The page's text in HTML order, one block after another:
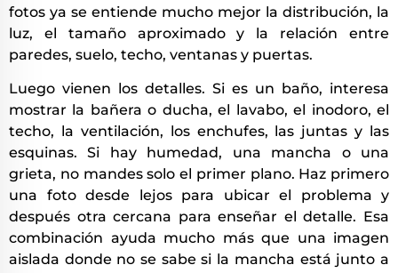
fotos ya se entiende mucho mejor la distribución, la
luz, el tamaño aproximado y la relación entre
paredes, suelo, techo, ventanas y puertas.
Luego vienen los detalles. Si es un baño, interesa
mostrar la bañera o ducha, el lavabo, el inodoro, el
techo, la ventilación, los enchufes, las juntas y las
esquinas. Si hay humedad, una mancha o una
grieta, no mandes solo el primer plano. Haz primero
una foto desde lejos para ubicar el problema y
después otra cercana para enseñar el detalle. Esa
combinación ayuda mucho más que una imagen
aislada donde no se sabe si la mancha está junto a